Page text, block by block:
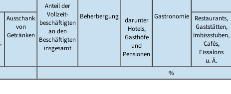
Anteil der
Vollzeit-
beschäftigten
an den
Beschäftigten
insgesamt
Beherbergung
darunter
Hotels,
Gasthöfe
und
Pensionen
Gastronomie
Ausschank
von
Getränken
Restaurants,
Gaststätten,
Imbissstuben,
Cafés,
Eissalons
u. Ä.
%